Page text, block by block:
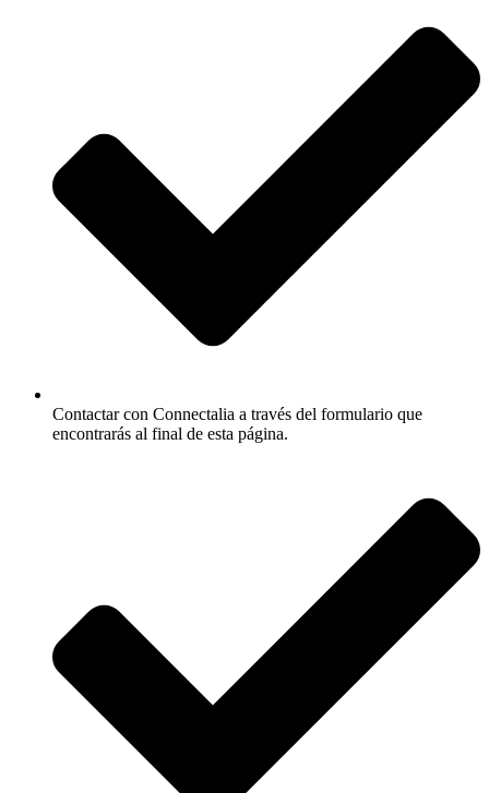
Contactar con Connectalia a través del formulario que
encontrarás al final de esta página.